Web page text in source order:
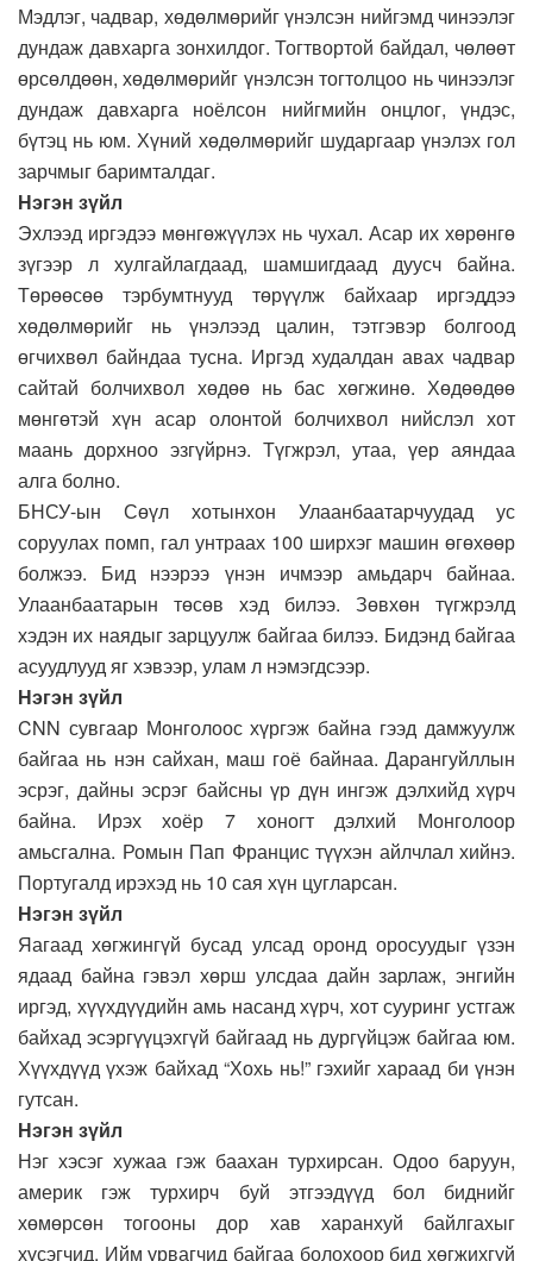
Мэдлэг, чадвар, хөдөлмөрийг үнэлсэн нийгэмд чинээлэг
дундаж давхарга зонхилдог. Тогтвортой байдал, чөлөөт
өрсөлдөөн, хөдөлмөрийг үнэлсэн тогтолцоо нь чинээлэг
дундаж давхарга ноёлсон нийгмийн онцлог, үндэс,
бүтэц нь юм. Хүний хөдөлмөрийг шударгаар үнэлэх гол
зарчмыг баримталдаг.
Нэгэн зүйл
Эхлээд иргэдээ мөнгөжүүлэх нь чухал. Асар их хөрөнгө
зүгээр л хулгайлагдаад, шамшигдаад дуусч байна.
Төрөөсөө тэрбумтнууд төрүүлж байхаар иргэддээ
хөдөлмөрийг нь үнэлээд цалин, тэтгэвэр болгоод
өгчихвөл байндаа тусна. Иргэд худалдан авах чадвар
сайтай болчихвол хөдөө нь бас хөгжинө. Хөдөөдөө
мөнгөтэй хүн асар олонтой болчихвол нийслэл хот
маань дорхноо эзгүйрнэ. Түгжрэл, утаа, үер аяндаа
алга болно.
БНСУ-ын Сөүл хотынхон Улаанбаатарчуудад ус
соруулах помп, гал унтраах 100 ширхэг машин өгөхөөр
болжээ. Бид нээрээ үнэн ичмээр амьдарч байнаа.
Улаанбаатарын төсөв хэд билээ. Зөвхөн түгжрэлд
хэдэн их наядыг зарцуулж байгаа билээ. Бидэнд байгаа
асуудлууд яг хэвээр, улам л нэмэгдсээр.
Нэгэн зүйл
CNN сувгаар Монголоос хүргэж байна гээд дамжуулж
байгаа нь нэн сайхан, маш гоё байнаа. Дарангуйллын
эсрэг, дайны эсрэг байсны үр дүн ингэж дэлхийд хүрч
байна. Ирэх хоёр 7 хоногт дэлхий Монголоор
амьсгална. Ромын Пап Францис түүхэн айлчлал хийнэ.
Португалд ирэхэд нь 10 сая хүн цугларсан.
Нэгэн зүйл
Яагаад хөгжингүй бусад улсад оронд оросуудыг үзэн
ядаад байна гэвэл хөрш улсдаа дайн зарлаж, энгийн
иргэд, хүүхдүүдийн амь насанд хүрч, хот сууринг устгаж
байхад эсэргүүцэхгүй байгаад нь дургүйцэж байгаа юм.
Хүүхдүүд үхэж байхад “Хохь нь!” гэхийг хараад би үнэн
гутсан.
Нэгэн зүйл
Нэг хэсэг хужаа гэж баахан турхирсан. Одоо баруун,
америк гэж турхирч буй этгээдүүд бол биднийг
хөмөрсөн тогооны дор хав харанхуй байлгахыг
хүсэгчид. Ийм урвагчид байгаа болохоор бид хөгжихгүй